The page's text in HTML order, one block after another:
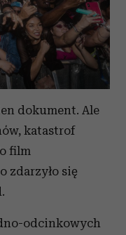
dokument. Ale
katastrof
film
zdarzyło się
odcinkowych